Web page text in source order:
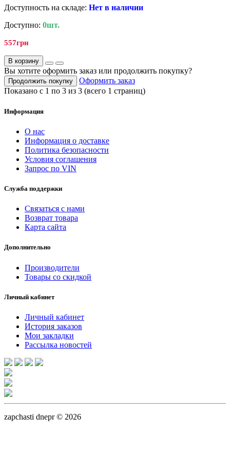
Доступность на складе: Нет в наличии
Доступно: 0шт.
557грн
В корзину
Вы хотите оформить заказ или продолжить покупку?
Продолжить покупку
Оформить заказ
Показано с 1 по 3 из 3 (всего 1 страниц)
Информация
О нас
Информация о доставке
Политика безопасности
Условия соглашения
Запрос по VIN
Служба поддержки
Связаться с нами
Возврат товара
Карта сайта
Дополнительно
Производители
Товары со скидкой
Личный кабинет
Личный кабинет
История заказов
Мои закладки
Рассылка новостей
zapchasti dnepr © 2026